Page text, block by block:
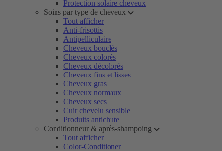
Protection solaire cheveux
Soins par type de cheveux
Tout afficher
Anti-frisottis
Antipelliculaire
Cheveux bouclés
Cheveux colorés
Cheveux décolorés
Cheveux fins et lisses
Cheveux gras
Cheveux normaux
Cheveux secs
Cuir chevelu sensible
Produits antichute
Conditionneur & après-shampoing
Tout afficher
Color-Conditioner